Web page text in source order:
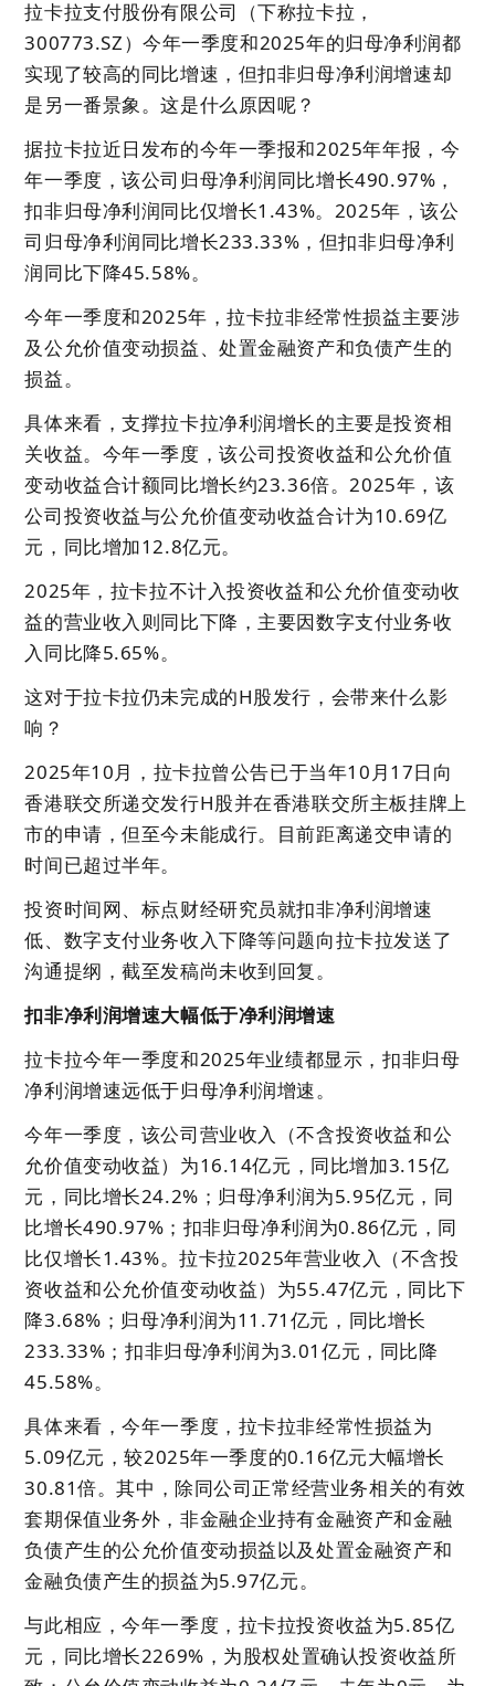
拉卡拉支付股份有限公司（下称拉卡拉，
300773.SZ）今年一季度和2025年的归母净利润都
实现了较高的同比增速，但扣非归母净利润增速却
是另一番景象。这是什么原因呢？
据拉卡拉近日发布的今年一季报和2025年年报，今
年一季度，该公司归母净利润同比增长490.97%，
扣非归母净利润同比仅增长1.43%。2025年，该公
司归母净利润同比增长233.33%，但扣非归母净利
润同比下降45.58%。
今年一季度和2025年，拉卡拉非经常性损益主要涉
及公允价值变动损益、处置金融资产和负债产生的
损益。
具体来看，支撑拉卡拉净利润增长的主要是投资相
关收益。今年一季度，该公司投资收益和公允价值
变动收益合计额同比增长约23.36倍。2025年，该
公司投资收益与公允价值变动收益合计为10.69亿
元，同比增加12.8亿元。
2025年，拉卡拉不计入投资收益和公允价值变动收
益的营业收入则同比下降，主要因数字支付业务收
入同比降5.65%。
这对于拉卡拉仍未完成的H股发行，会带来什么影
响？
2025年10月，拉卡拉曾公告已于当年10月17日向
香港联交所递交发行H股并在香港联交所主板挂牌上
市的申请，但至今未能成行。目前距离递交申请的
时间已超过半年。
投资时间网、标点财经研究员就扣非净利润增速
低、数字支付业务收入下降等问题向拉卡拉发送了
沟通提纲，截至发稿尚未收到回复。
扣非净利润增速大幅低于净利润增速
拉卡拉今年一季度和2025年业绩都显示，扣非归母
净利润增速远低于归母净利润增速。
今年一季度，该公司营业收入（不含投资收益和公
允价值变动收益）为16.14亿元，同比增加3.15亿
元，同比增长24.2%；归母净利润为5.95亿元，同
比增长490.97%；扣非归母净利润为0.86亿元，同
比仅增长1.43%。拉卡拉2025年营业收入（不含投
资收益和公允价值变动收益）为55.47亿元，同比下
降3.68%；归母净利润为11.71亿元，同比增长
233.33%；扣非归母净利润为3.01亿元，同比降
45.58%。
具体来看，今年一季度，拉卡拉非经常性损益为
5.09亿元，较2025年一季度的0.16亿元大幅增长
30.81倍。其中，除同公司正常经营业务相关的有效
套期保值业务外，非金融企业持有金融资产和金融
负债产生的公允价值变动损益以及处置金融资产和
金融负债产生的损益为5.97亿元。
与此相应，今年一季度，拉卡拉投资收益为5.85亿
元，同比增长2269%，为股权处置确认投资收益所